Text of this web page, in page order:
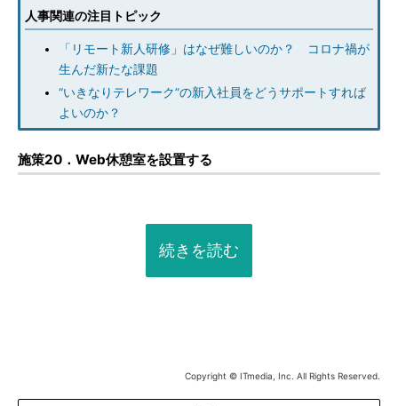
人事関連の注目トピック
「リモート新人研修」はなぜ難しいのか？ コロナ禍が
生んだ新たな課題
“いきなりテレワーク”の新入社員をどうサポートすれば
よいのか？
施策20．Web休憩室を設置する
続きを読む
Copyright © ITmedia, Inc. All Rights Reserved.